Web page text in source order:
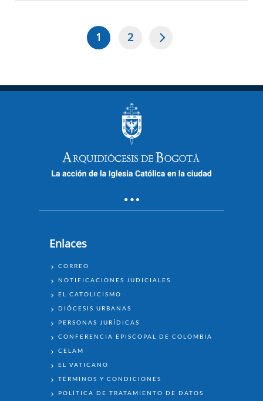
Paginación
Página
1 Page
2
Enlaces
ENLACES
CORREO
NOTIFICACIONES JUDICIALES
EL CATOLICISMO
DIÓCESIS URBANAS
PERSONAS JURÍDICAS
CONFERENCIA EPISCOPAL DE COLOMBIA
CELAM
EL VATICANO
TÉRMINOS Y CONDICIONES
POLÍTICA DE TRATAMIENTO DE DATOS